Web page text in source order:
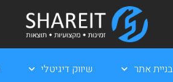
בניית אתר שיווק דיגיטלי